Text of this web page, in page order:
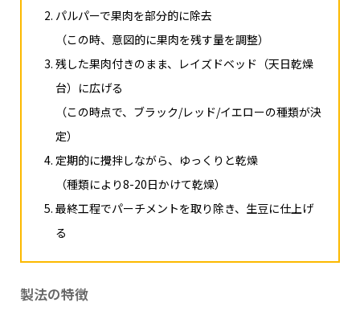
パルパーで果肉を部分的に除去
（この時、意図的に果肉を残す量を調整）
残した果肉付きのまま、レイズドベッド（天日乾燥
台）に広げる
（この時点で、ブラック/レッド/イエローの種類が決
定）
定期的に攪拌しながら、ゆっくりと乾燥
（種類により8-20日かけて乾燥）
最終工程でパーチメントを取り除き、生豆に仕上げ
る
製法の特徴